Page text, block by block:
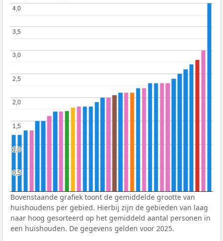
0,5
0,5
1,0
1,0
1,5
1,5
2,0
2,0
2,5
2,5
3,0
3,0
3,5
3,5
4,0
4,0
Bovenstaande grafiek toont de gemiddelde grootte van
huishoudens per gebied. Hierbij zijn de gebieden van laag
naar hoog gesorteerd op het gemiddeld aantal personen in
een huishouden. De gegevens gelden voor 2025.